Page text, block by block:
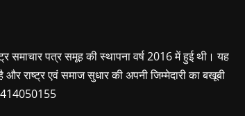
समाचार पत्र समूह की स्थापना वर्ष 2016 में हुई थी। यह
राष्ट्र एवं समाज सुधार की अपनी जिम्मेदारी का बखूबी